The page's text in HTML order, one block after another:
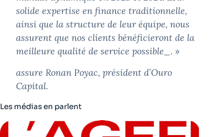
solide expertise en finance traditionnelle,
ainsi que la structure de leur équipe, nous
assurent que nos clients bénéficieront de la
meilleure qualité de service possible _. »
assure Ronan Poyac, président d’Ouro
Capital.
Les médias en parlent